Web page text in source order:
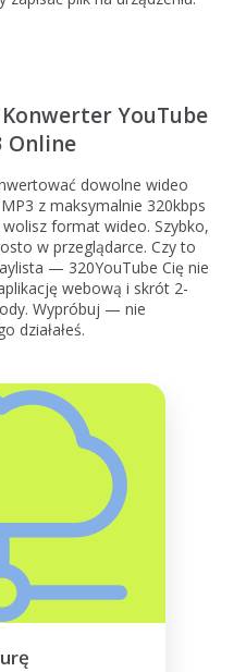
YouTube
Online
dowolne wideo
z maksymalnie 320kbps
format wideo. Szybko,
w przeglądarce. Czy to
— 320YouTube Cię nie
webową i skrót 2-
Wypróbuj — nie
działałeś.